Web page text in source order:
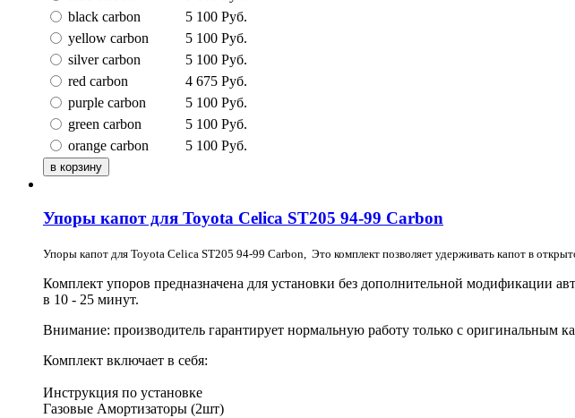
black carbon
5 100 Руб.
yellow carbon
5 100 Руб.
silver carbon
5 100 Руб.
red carbon
4 675 Руб.
purple carbon
5 100 Руб.
green carbon
5 100 Руб.
orange carbon
5 100 Руб.
Упоры капот для Toyota Celica ST205 94-99 Carbon
Упоры капот для Toyota Celica ST205 94-99 Carbon, Это комплект позволяет удерживать капот в
Комплект упоров предназначена для установки без дополнительной модификации
в 10 - 25 минут.
Внимание: производитель гарантирует нормальную работу только с оригинальным
Комплект включает в себя:
Инструкция по установке
Газовые Амортизаторы (2шт)